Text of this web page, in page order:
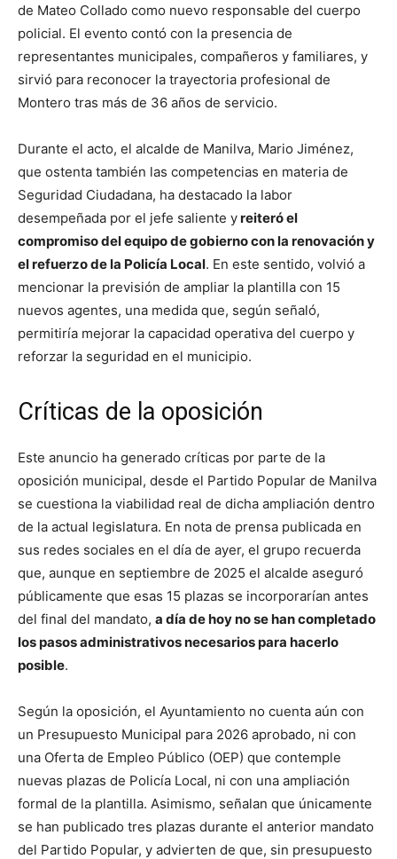
de Mateo Collado como nuevo responsable del cuerpo
policial. El evento contó con la presencia de
representantes municipales, compañeros y familiares, y
sirvió para reconocer la trayectoria profesional de
Montero tras más de 36 años de servicio.
Durante el acto, el alcalde de Manilva, Mario Jiménez,
que ostenta también las competencias en materia de
Seguridad Ciudadana, ha destacado la labor
desempeñada por el jefe saliente yreiteró el
compromiso del equipo de gobierno con la renovación y
el refuerzo de la Policía Local. En este sentido, volvió a
mencionar la previsión de ampliar la plantilla con 15
nuevos agentes, una medida que, según señaló,
permitiría mejorar la capacidad operativa del cuerpo y
reforzar la seguridad en el municipio.
Críticas de la oposición
Este anuncio ha generado críticas por parte de la
oposición municipal, desde el Partido Popular de Manilva
se cuestiona la viabilidad real de dicha ampliación dentro
de la actual legislatura. En nota de prensa publicada en
sus redes sociales en el día de ayer, el grupo recuerda
que, aunque en septiembre de 2025 el alcalde aseguró
públicamente que esas 15 plazas se incorporarían antes
del final del mandato, a día de hoy no se han completado
los pasos administrativos necesarios para hacerlo
posible.
Según la oposición, el Ayuntamiento no cuenta aún con
un Presupuesto Municipal para 2026 aprobado, ni con
una Oferta de Empleo Público (OEP) que contemple
nuevas plazas de Policía Local, ni con una ampliación
formal de la plantilla. Asimismo, señalan que únicamente
se han publicado tres plazas durante el anterior mandato
del Partido Popular, y advierten de que, sin presupuesto